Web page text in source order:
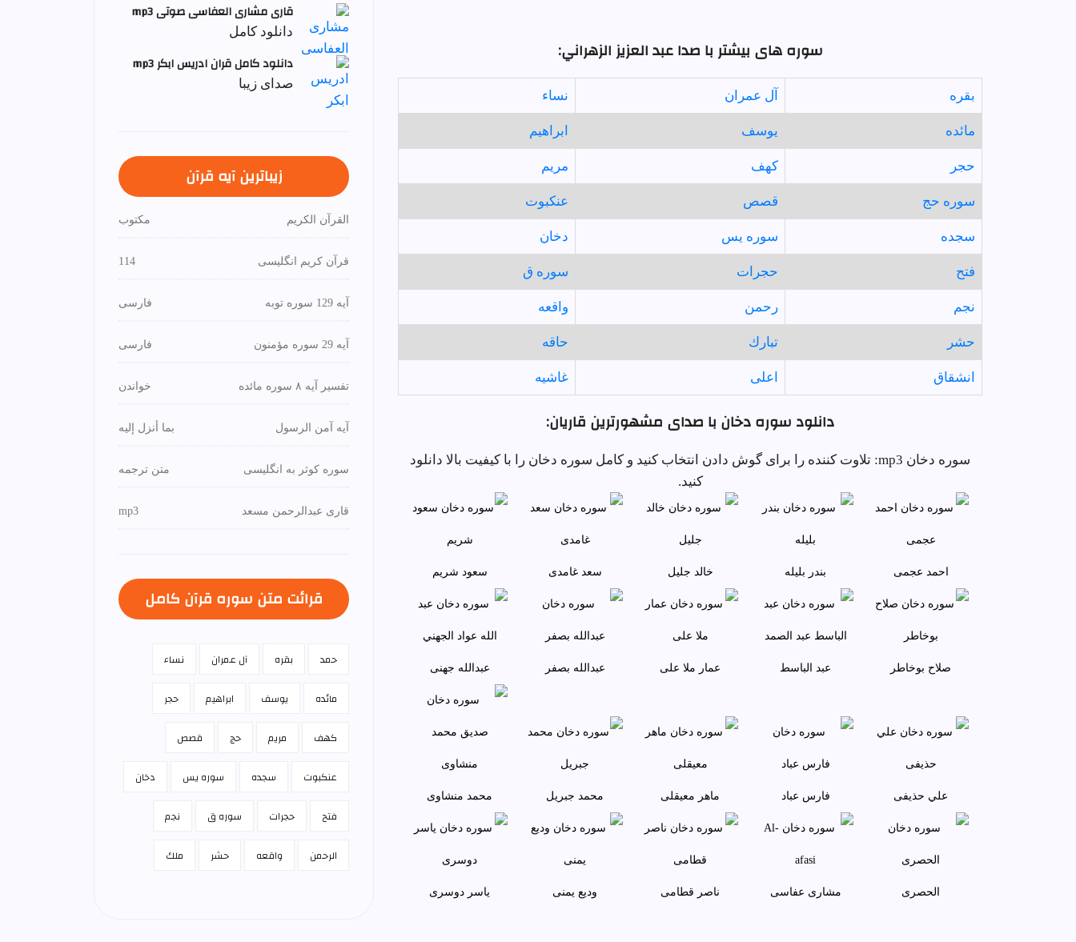
سوره های بیشتر با صدا عبد العزيز الزهراني:
بقره آل عمران نساء
مائده يوسف ابراهيم
حجر كهف مريم
سوره حج قصص عنكبوت
سجده سوره يس دخان
فتح حجرات سوره ق
نجم رحمن واقعه
حشر تبارك حاقه
انشقاق اعلى غاشيه
دانلود سوره دخان با صدای مشهورترین قاریان:
سوره دخان mp3: تلاوت کننده را برای گوش دادن انتخاب کنید و کامل سوره دخان را با کیفیت بالا دانلود
کنید.
احمد عجمى بندر بليله خالد جليل سعد غامدی سعود شريم
صلاح بوخاطر عبد الباسط عمار ملا علی عبدالله بصفر عبدالله جهنی
علي حذيفی فارس عباد ماهر معيقلی محمد جبريل محمد منشاوی
الحصری مشاری عفاسی ناصر قطامی وديع يمنی ياسر دوسری
قاری مشاری العفاسی صوتی mp3
دانلود کامل
دانلود کامل قران ادریس ابکر mp3
صدای زیبا
زیباترین آیه قرآن
القرآن الكريم مكتوب
قرآن کریم انگلیسی 114
آیه 129 سوره توبه فارسی
آیه 29 سوره مؤمنون فارسی
تفسیر آیه ۸ سوره مائده خواندن
آیه آمن الرسول بما أنزل إليه
سوره کوثر به انگلیسی متن ترجمه
قاری عبدالرحمن مسعد mp3
قرائت متن سوره قرآن كامل
حمد بقره آل عمران نساء
مائده يوسف ابراهيم حجر
كهف مريم حج قصص
عنكبوت سجده سوره يس دخان
فتح حجرات سوره ق نجم
الرحمن واقعه حشر ملك